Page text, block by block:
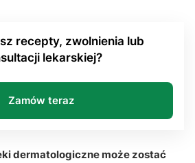
stan skóry podczas zdalnej
możliwa przy trądziku,
choroby skóry?
recepty, zwolnienia lub
lekarskiej?
Zamów teraz
dermatologiczne może zostać